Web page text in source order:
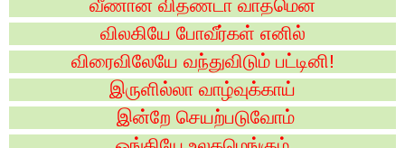
வீணான விதண்டா வாதமென
விலகியே போவீர்கள் எனில்
விரைவிலேயே வந்துவிடும் பட்டினி!
இருளில்லா வாழ்வுக்காய்
இன்றே செயற்படுவோம்